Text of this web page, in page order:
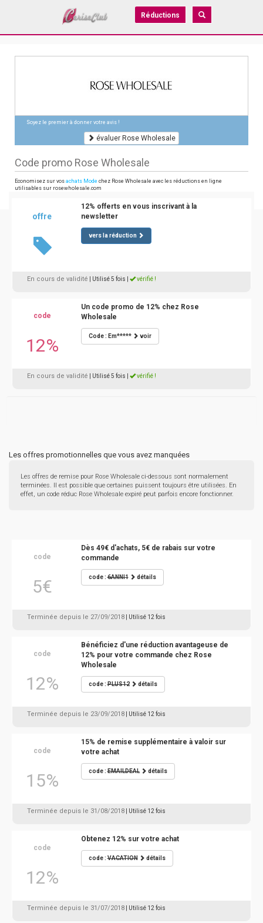
Réductions
Soyez le premier à donner votre avis !
évaluer Rose Wholesale
Code promo Rose Wholesale
Economisez sur vos achats Mode chez Rose Wholesale avec les réductions en ligne
utilisables sur rosewholesale.com
offre
12% offerts en vous inscrivant à la
newsletter
vers la réduction
En cours de validité | Utilisé 5 fois vérifié !
code
12%
Un code promo de 12% chez Rose
Wholesale
Code : Em***** voir
En cours de validité | Utilisé 5 fois vérifié !
Les offres promotionnelles que vous avez manquées
Les offres de remise pour Rose Wholesale ci-dessous sont normalement
terminées. Il est possible que certaines puissent toujours être utilisées. En
effet, un code réduc Rose Wholesale expiré peut parfois encore fonctionner.
code
5€
Dès 49€ d'achats, 5€ de rabais sur votre
commande
code :6ANNI1 détails
Terminée depuis le 27/09/2018 | Utilisé 12 fois
code
12%
Bénéficiez d'une réduction avantageuse de
12% pour votre commande chez Rose
Wholesale
code :PLUS12 détails
Terminée depuis le 23/09/2018 | Utilisé 12 fois
code
15%
15% de remise supplémentaire à valoir sur
votre achat
code :EMAILDEAL détails
Terminée depuis le 31/08/2018 | Utilisé 12 fois
code
12%
Obtenez 12% sur votre achat
code :VACATION détails
Terminée depuis le 31/07/2018 | Utilisé 12 fois